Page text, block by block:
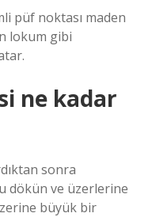
püf noktası maden
lokum gibi
ne kadar
sonra
dökün ve üzerlerine
büyük bir